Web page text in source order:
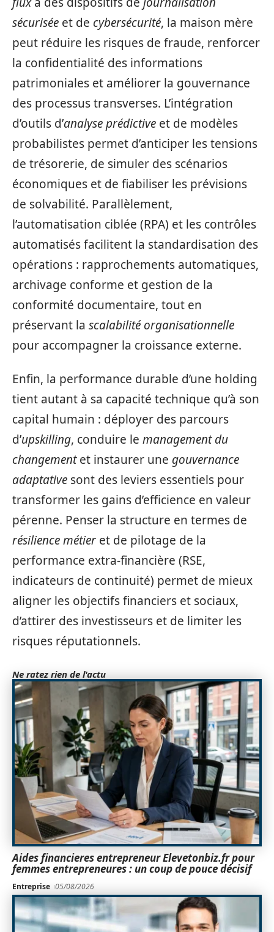
sécurisée et de cybersécurité, la maison mère
peut réduire les risques de fraude, renforcer
la confidentialité des informations
patrimoniales et améliorer la gouvernance
des processus transverses. L’intégration
d’outils d’analyse prédictive et de modèles
probabilistes permet d’anticiper les tensions
de trésorerie, de simuler des scénarios
économiques et de fiabiliser les prévisions
de solvabilité. Parallèlement,
l’automatisation ciblée (RPA) et les contrôles
automatisés facilitent la standardisation des
opérations : rapprochements automatiques,
archivage conforme et gestion de la
conformité documentaire, tout en
préservant la scalabilité organisationnelle
pour accompagner la croissance externe.
Enfin, la performance durable d’une holding
tient autant à sa capacité technique qu’à son
capital humain : déployer des parcours
d’upskilling, conduire le management du
changementet instaurer une gouvernance
adaptative sont des leviers essentiels pour
transformer les gains d’efficience en valeur
pérenne. Penser la structure en termes de
résilience métier et de pilotage de la
performance extra-financière (RSE,
indicateurs de continuité) permet de mieux
aligner les objectifs financiers et sociaux,
d’attirer des investisseurs et de limiter les
risques réputationnels.
Ne ratez rien de l'actu
Aides financieres entrepreneur Elevetonbiz.fr pour
femmes entrepreneures : un coup de pouce décisif
Entreprise 05/08/2026